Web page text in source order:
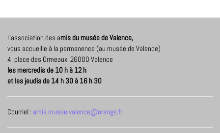
L'association des amis du musée de Valence,
vous accueille à la permanence (au musée de Valence)
4, place des Ormeaux, 26000 Valence
les mercredis de 10 h à 12 h
et les jeudis de 14 h 30 à 16 h 30
Courriel : amis.musee.valence@orange.fr